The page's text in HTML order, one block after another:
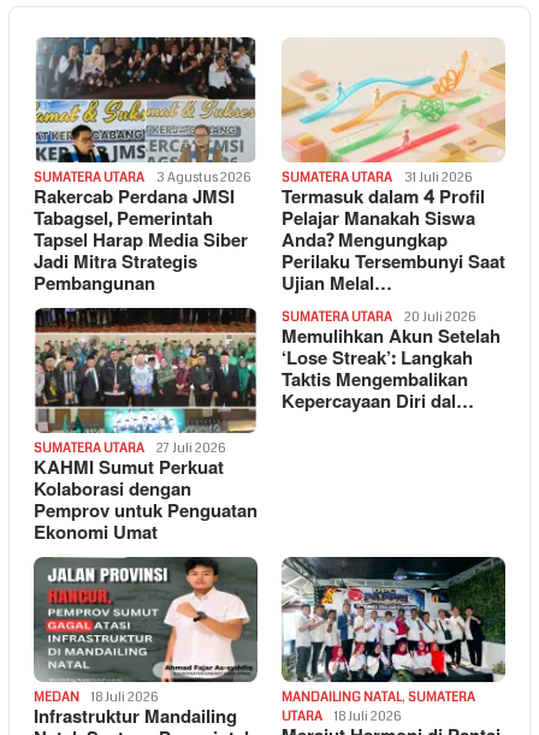
SUMATERA UTARA 3 Agustus 2026
Rakercab Perdana JMSI
Tabagsel, Pemerintah
Tapsel Harap Media Siber
Jadi Mitra Strategis
Pembangunan
SUMATERA UTARA 31 Juli 2026
Termasuk dalam 4 Profil
Pelajar Manakah Siswa
Anda? Mengungkap
Perilaku Tersembunyi Saat
Ujian Melal…
SUMATERA UTARA 27 Juli 2026
KAHMI Sumut Perkuat
Kolaborasi dengan
Pemprov untuk Penguatan
Ekonomi Umat
SUMATERA UTARA 20 Juli 2026
Memulihkan Akun Setelah
‘Lose Streak’: Langkah
Taktis Mengembalikan
Kepercayaan Diri dal…
MEDAN 18 Juli 2026
Infrastruktur Mandailing
MANDAILING NATAL, SUMATERA
UTARA
18 Juli 2026